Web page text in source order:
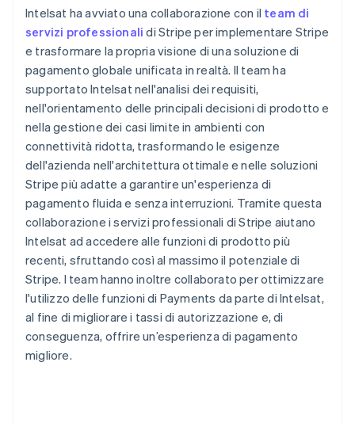
Intelsat ha avviato una collaborazione con il team di
servizi professionali di Stripe per implementare Stripe
e trasformare la propria visione di una soluzione di
pagamento globale unificata in realtà. Il team ha
supportato Intelsat nell'analisi dei requisiti,
nell'orientamento delle principali decisioni di prodotto e
nella gestione dei casi limite in ambienti con
connettività ridotta, trasformando le esigenze
dell'azienda nell'architettura ottimale e nelle soluzioni
Stripe più adatte a garantire un'esperienza di
pagamento fluida e senza interruzioni. Tramite questa
collaborazione i servizi professionali di Stripe aiutano
Intelsat ad accedere alle funzioni di prodotto più
recenti, sfruttando così al massimo il potenziale di
Stripe. I team hanno inoltre collaborato per ottimizzare
l'utilizzo delle funzioni di Payments da parte di Intelsat,
al fine di migliorare i tassi di autorizzazione e, di
conseguenza, offrire un’esperienza di pagamento
migliore.